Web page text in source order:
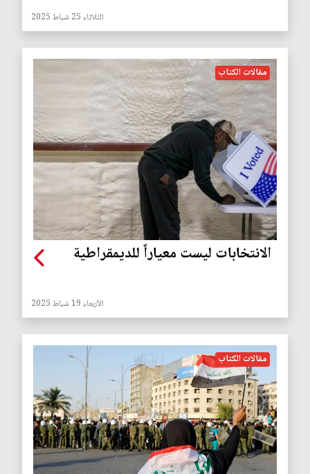
الثلاثاء 25 شباط 2025
مقالات الكتاب
الانتخابات ليست معياراً للديمقراطية
الأربعاء 19 شباط 2025
مقالات الكتاب